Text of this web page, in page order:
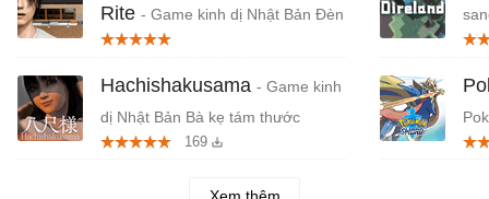
Rite - Game kinh dị Nhật Bản Đèn
đỏ, Đèn xanh
Hachishakusama - Game kinh
dị Nhật Bản Bà kẹ tám thước
169